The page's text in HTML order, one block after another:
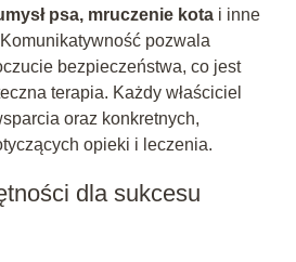
psa, mruczenie kotai inne
pozwala
bezpieczeństwa, co jest
terapia. Każdy właściciel
oraz konkretnych,
opieki i leczenia.
dla sukcesu